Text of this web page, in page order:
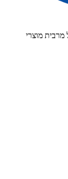
לכם הנחה של 10% על מרבית מוצרי